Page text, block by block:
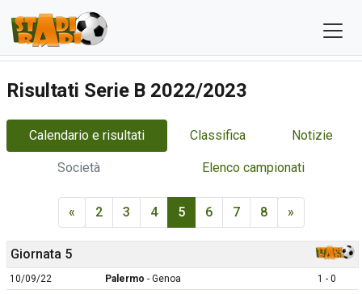
Risultati Serie B 2022/2023
Calendario e risultati Classifica Notizie
Società Elenco campionati
« 2 3 4 5 6 7 8 »
Giornata 5
10/09/22 Palermo - Genoa
1 - 0